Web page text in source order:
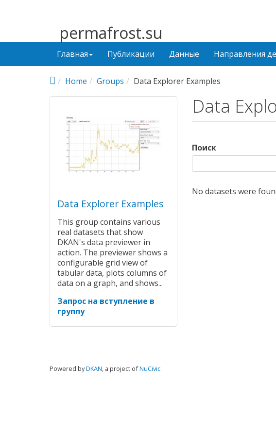
permafrost.su
Главная Публикации Данные Направления
Home Groups Data Explorer Examples
Data Explorer Examples
This group contains various
real datasets that show
DKAN's data previewer in
action. The previewer shows a
configurable grid view of
tabular data, plots columns of
data on a graph, and shows...
Запрос на вступление в
группу
Data
Поиск
No datasets were
Powered byDKAN, a project ofNuCivic